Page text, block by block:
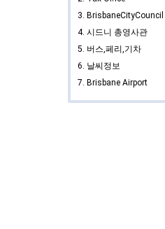
3. BrisbaneCityCouncil
4. 시드니 총영사관
5. 버스,페리,기차
6. 날씨정보
7. Brisbane Airport